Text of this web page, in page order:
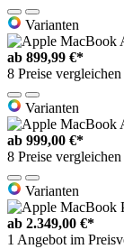
Varianten
ab 899,99 €*
8 Preise vergleichen
Varianten
ab 999,00 €*
8 Preise vergleichen
Varianten
ab 2.349,00 €*
1 Angebot im